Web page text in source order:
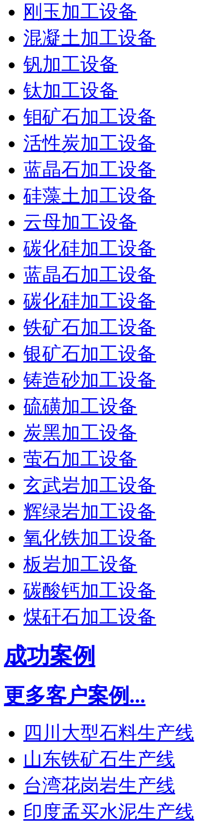
刚玉加工设备
混凝土加工设备
钒加工设备
钛加工设备
钼矿石加工设备
活性炭加工设备
蓝晶石加工设备
硅藻土加工设备
云母加工设备
碳化硅加工设备
蓝晶石加工设备
碳化硅加工设备
铁矿石加工设备
银矿石加工设备
铸造砂加工设备
硫磺加工设备
炭黑加工设备
萤石加工设备
玄武岩加工设备
辉绿岩加工设备
氧化铁加工设备
板岩加工设备
碳酸钙加工设备
煤矸石加工设备
成功案例
更多客户案例...
四川大型石料生产线
山东铁矿石生产线
台湾花岗岩生产线
印度孟买水泥生产线